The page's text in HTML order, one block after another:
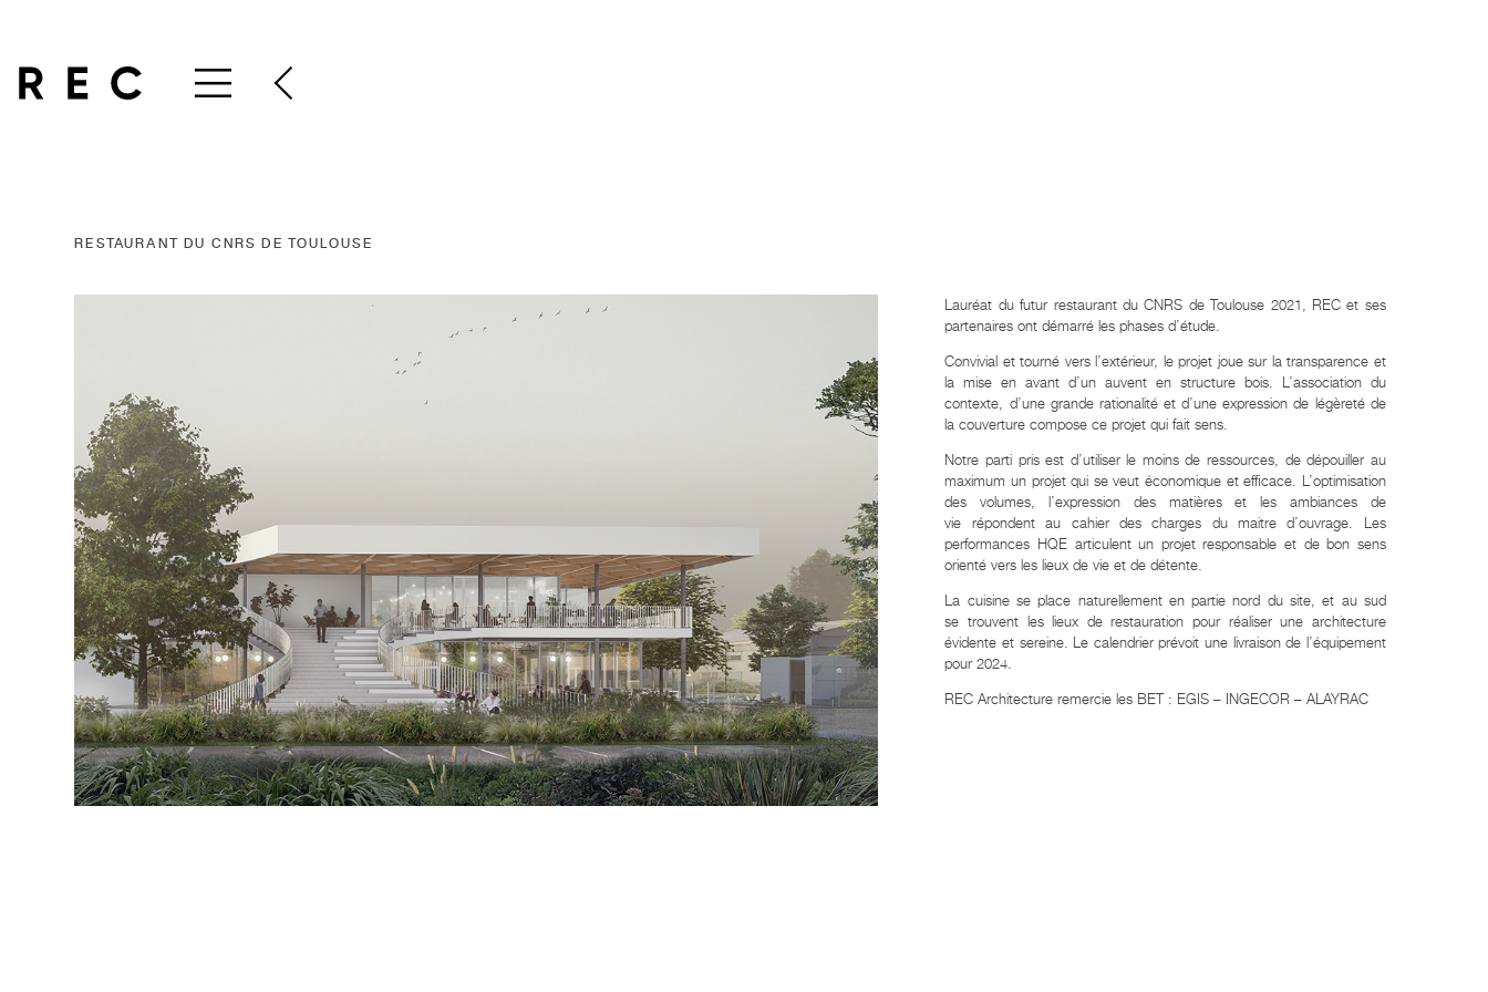
RESTAURANT DU CNRS DE TOULOUSE
Lauréat du futur restaurant du CNRS de Toulouse 2021, REC et ses
partenaires ont démarré les phases d’étude.
Convivial et tourné vers l’extérieur, le projet joue sur la transparence et
la mise en avant d’un auvent en structure bois. L’association du
contexte, d’une grande rationalité et d’une expression de légèreté de
la couverture compose ce projet qui fait sens.
Notre parti pris est d’utiliser le moins de ressources, de dépouiller au
maximum un projet qui se veut économique et efficace. L’optimisation
des volumes, l’expression des matières et les ambiances de
vie répondent au cahier des charges du maitre d’ouvrage. Les
performances HQE articulent un projet responsable et de bon sens
orienté vers les lieux de vie et de détente.
La cuisine se place naturellement en partie nord du site, et au sud
se trouvent les lieux de restauration pour réaliser une architecture
évidente et sereine. Le calendrier prévoit une livraison de l’équipement
pour 2024.
REC Architecture remercie les BET : EGIS – INGECOR – ALAYRAC